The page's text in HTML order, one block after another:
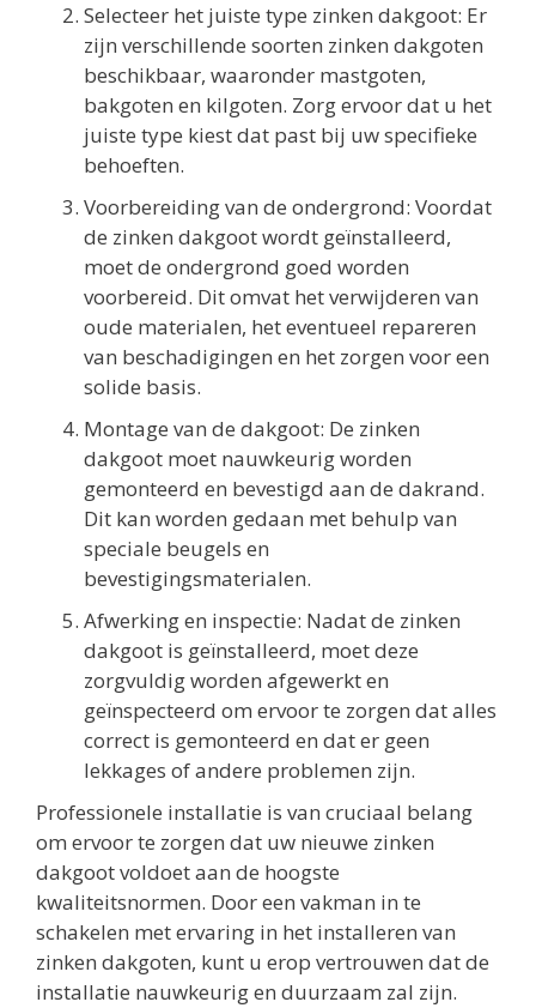
Selecteer het juiste type zinken dakgoot: Er
zijn verschillende soorten zinken dakgoten
beschikbaar, waaronder mastgoten,
bakgoten en kilgoten. Zorg ervoor dat u het
juiste type kiest dat past bij uw specifieke
behoeften.
Voorbereiding van de ondergrond: Voordat
de zinken dakgoot wordt geïnstalleerd,
moet de ondergrond goed worden
voorbereid. Dit omvat het verwijderen van
oude materialen, het eventueel repareren
van beschadigingen en het zorgen voor een
solide basis.
Montage van de dakgoot: De zinken
dakgoot moet nauwkeurig worden
gemonteerd en bevestigd aan de dakrand.
Dit kan worden gedaan met behulp van
speciale beugels en
bevestigingsmaterialen.
Afwerking en inspectie: Nadat de zinken
dakgoot is geïnstalleerd, moet deze
zorgvuldig worden afgewerkt en
geïnspecteerd om ervoor te zorgen dat alles
correct is gemonteerd en dat er geen
lekkages of andere problemen zijn.
Professionele installatie is van cruciaal belang
om ervoor te zorgen dat uw nieuwe zinken
dakgoot voldoet aan de hoogste
kwaliteitsnormen. Door een vakman in te
schakelen met ervaring in het installeren van
zinken dakgoten, kunt u erop vertrouwen dat de
installatie nauwkeurig en duurzaam zal zijn.